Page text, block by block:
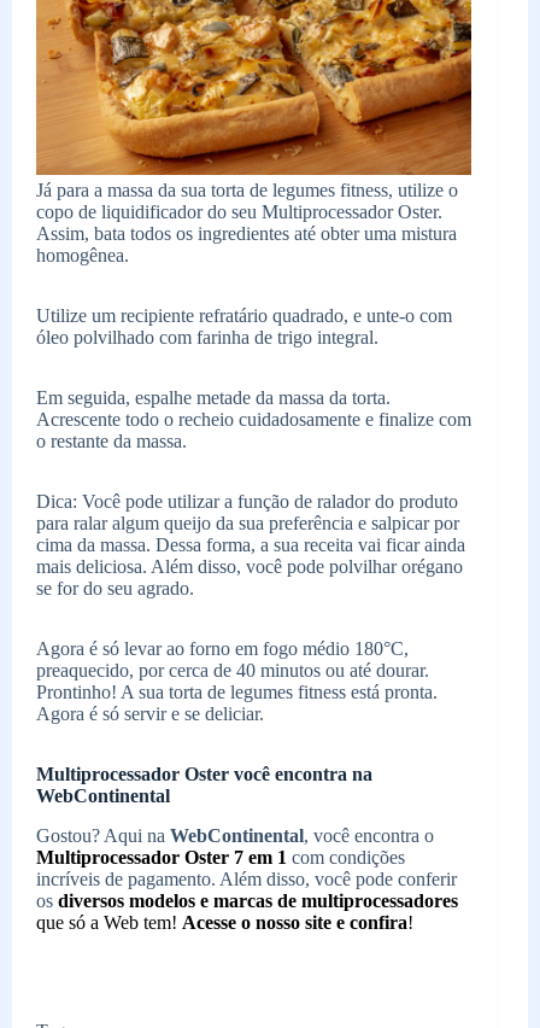
Já para a massa da sua torta de legumes fitness, utilize o
copo de liquidificador do seu Multiprocessador Oster.
Assim, bata todos os ingredientes até obter uma mistura
homogênea.
Utilize um recipiente refratário quadrado, e unte-o com
óleo polvilhado com farinha de trigo integral.
Em seguida, espalhe metade da massa da torta.
Acrescente todo o recheio cuidadosamente e finalize com
o restante da massa.
Dica: Você pode utilizar a função de ralador do produto
para ralar algum queijo da sua preferência e salpicar por
cima da massa. Dessa forma, a sua receita vai ficar ainda
mais deliciosa. Além disso, você pode polvilhar orégano
se for do seu agrado.
Agora é só levar ao forno em fogo médio 180°C,
preaquecido, por cerca de 40 minutos ou até dourar.
Prontinho! A sua torta de legumes fitness está pronta.
Agora é só servir e se deliciar.
Multiprocessador Oster você encontra na
WebContinental
Gostou? Aqui na WebContinental, você encontra o
Multiprocessador Oster 7 em 1 com condições
incríveis de pagamento. Além disso, você pode conferir
os diversos modelos e marcas de multiprocessadores
que só a Web tem! Acesse o nosso site e confira!